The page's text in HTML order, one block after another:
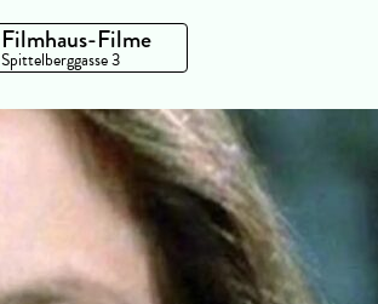
Filmhaus-Filme
Spittelberggasse 3